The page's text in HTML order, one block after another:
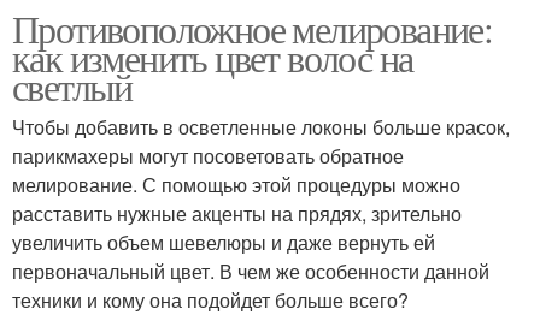
Противоположное мелирование:
как изменить цвет волос на
светлый
Чтобы добавить в осветленные локоны больше красок,
парикмахеры могут посоветовать обратное
мелирование. С помощью этой процедуры можно
расставить нужные акценты на прядях, зрительно
увеличить объем шевелюры и даже вернуть ей
первоначальный цвет. В чем же особенности данной
техники и кому она подойдет больше всего?